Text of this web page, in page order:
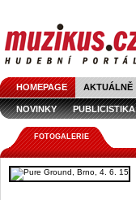
HOMEPAGE AKTUÁLNĚ
NOVINKY PUBLICISTIKA
FOTOGALERIE